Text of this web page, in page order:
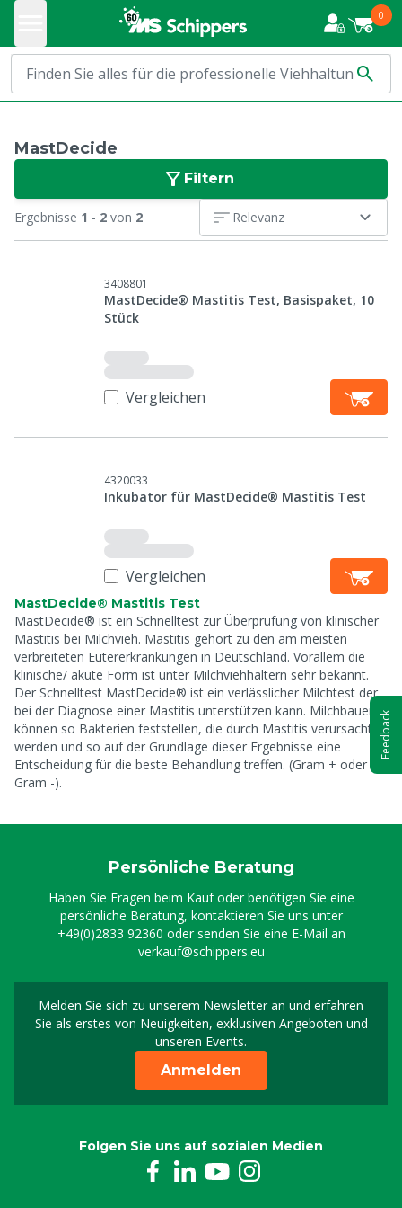
0
MastDecide
Filtern
Ergebnisse 1 - 2 von 2 Relevanz
3408801
MastDecide® Mastitis Test, Basispaket, 10
Stück
Vergleichen
4320033
Inkubator für MastDecide® Mastitis Test
Vergleichen
MastDecide® Mastitis Test
MastDecide® ist ein Schnelltest zur Überprüfung von klinischer
Mastitis bei Milchvieh. Mastitis gehört zu den am meisten
verbreiteten Eutererkrankungen in Deutschland. Vorallem die
klinische/ akute Form ist unter Milchviehhaltern sehr bekannt.
Der Schnelltest MastDecide® ist ein verlässlicher Milchtest der
bei der Diagnose einer Mastitis unterstützen kann. Milchbauern
können so Bakterien feststellen, die durch Mastitis verursacht
werden und so auf der Grundlage dieser Ergebnisse eine
Entscheidung für die beste Behandlung treffen. (Gram + oder
Gram -).
Persönliche Beratung
Haben Sie Fragen beim Kauf oder benötigen Sie eine
persönliche Beratung, kontaktieren Sie uns unter
+49(0)2833 92360 oder senden Sie eine E-Mail an
verkauf@schippers.eu
Melden Sie sich zu unserem Newsletter an und erfahren
Sie als erstes von Neuigkeiten, exklusiven Angeboten und
unseren Events.
Melden Sie sich für
Anmelden
Folgen Sie uns auf sozialen Medien
Feedback